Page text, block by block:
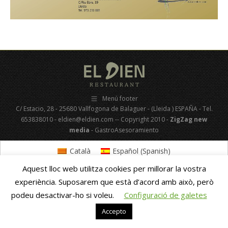
Menú footer
C/ Estacio, 28 - 25680 Vallfogona de Balaguer - (Lleida ) ESPAÑA - Tel.
653838010 - eldien@eldien.com -- Copyright 2010 -ZigZag new
media- GastroAsesoramiento
Aquest lloc web utilitza cookies per millorar la vostra
experiència. Suposarem que està d’acord amb això, però
podeu desactivar-ho si voleu.
Configuració de galetes
Accepto
Català Español (Spanish)